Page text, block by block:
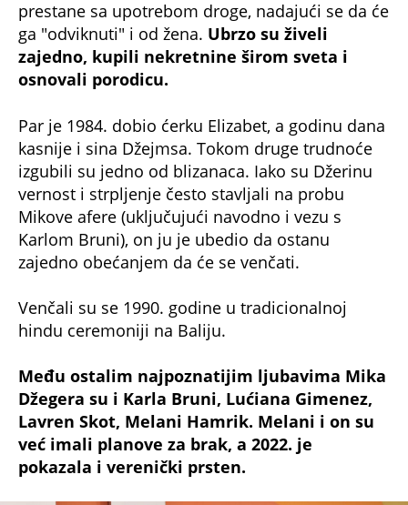
Zdrava čorba od namirnice koju malo ko
odbija! Sprema se 10 minuta - lako se vari,
ne goji, a greje stomak
odabrali za sina! Ne čujemo ga često -
značenje na arapskom će vas šokirati
Imala 15 godina kad se majka izlanula ko joj
je biološki otac! Tu uopšte nije kraj -
šokiraće vas cela priča
Bonus video: